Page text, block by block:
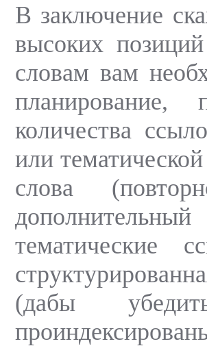
В заключение
высоких
словам вам
планирование,
количества
или
слова
тематические
(дабы